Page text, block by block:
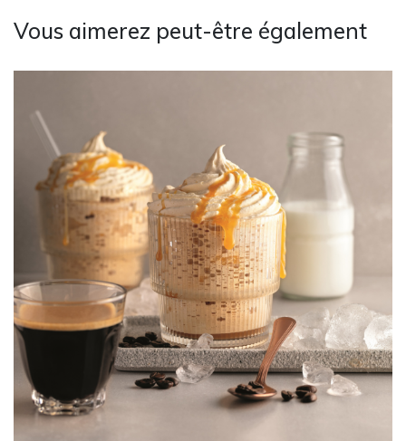
Vous aimerez peut-être également